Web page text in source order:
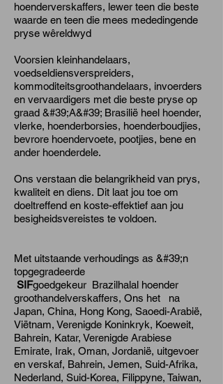
hoenderverskaffers, lewer teen die beste
waarde en teen die mees mededingende
pryse wêreldwyd
Voorsien kleinhandelaars,
voedseldiensverspreiders,
kommoditeitsgroothandelaars, invoerders
en vervaardigers met die beste pryse op
graad &#39;A&#39; Brasilië heel hoender,
vlerke, hoenderborsies, hoenderboudjies,
bevrore hoendervoete, pootjies, bene en
ander hoenderdele.
Ons verstaan die belangrikheid van prys,
kwaliteit en diens. Dit laat jou toe om
doeltreffend en koste-effektief aan jou
besigheidsvereistes te voldoen.
Met uitstaande verhoudings as &#39;n
topgegradeerde
SIFgoedgekeur Brazilhalal hoender
groothandelverskaffers, Ons het na
Japan, China, Hong Kong, Saoedi-Arabië,
Viëtnam, Verenigde Koninkryk, Koeweit,
Bahrein, Katar, Verenigde Arabiese
Emirate, Irak, Oman, Jordanië, uitgevoer
en verskaf, Bahrein, Jemen, Suid-Afrika,
Nederland, Suid-Korea, Filippyne, Taiwan,